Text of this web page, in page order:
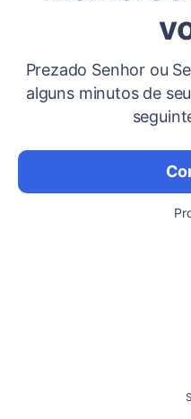
Prezado Senhor ou
alguns minutos de